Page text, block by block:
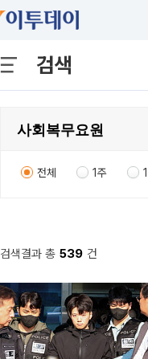
검색
전체 1주
검색결과 총 539 건